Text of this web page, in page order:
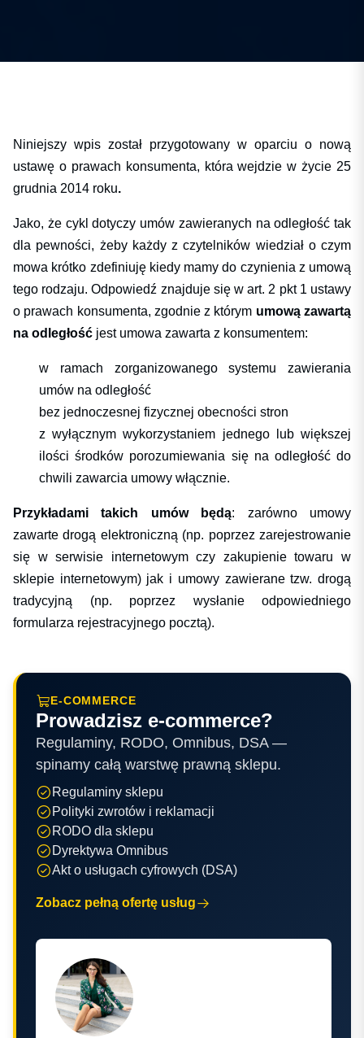
Niniejszy wpis został przygotowany w oparciu o nową
ustawę o prawach konsumenta, która wejdzie w życie 25
grudnia 2014 roku.
Jako, że cykl dotyczy umów zawieranych na odległość tak
dla pewności, żeby każdy z czytelników wiedział o czym
mowa krótko zdefiniuję kiedy mamy do czynienia z umową
tego rodzaju. Odpowiedź znajduje się w art. 2 pkt 1 ustawy
o prawach konsumenta, zgodnie z którym umową zawartą
na odległość jest umowa zawarta z konsumentem:
w ramach zorganizowanego systemu zawierania
umów na odległość
bez jednoczesnej fizycznej obecności stron
z wyłącznym wykorzystaniem jednego lub większej
ilości środków porozumiewania się na odległość do
chwili zawarcia umowy włącznie.
Przykładami takich umów będą: zarówno umowy
zawarte drogą elektroniczną (np. poprzez zarejestrowanie
się w serwisie internetowym czy zakupienie towaru w
sklepie internetowym) jak i umowy zawierane tzw. drogą
tradycyjną (np. poprzez wysłanie odpowiedniego
formularza rejestracyjnego pocztą).
E-COMMERCE
Prowadzisz e-commerce?
Regulaminy, RODO, Omnibus, DSA —
spinamy całą warstwę prawną sklepu.
Regulaminy sklepu
Polityki zwrotów i reklamacji
RODO dla sklepu
Dyrektywa Omnibus
Akt o usługach cyfrowych (DSA)
Zobacz pełną ofertę usług